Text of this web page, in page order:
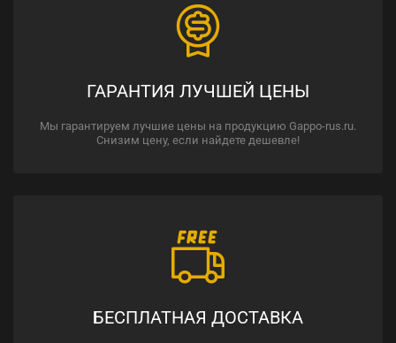
ГАРАНТИЯ ЛУЧШЕЙ ЦЕНЫ
Мы гарантируем лучшие цены на продукцию Gappo-rus.ru.
Снизим цену, если найдете дешевле!
БЕСПЛАТНАЯ ДОСТАВКА